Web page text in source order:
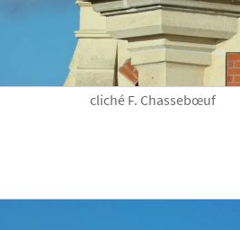
cliché F. Chassebœuf